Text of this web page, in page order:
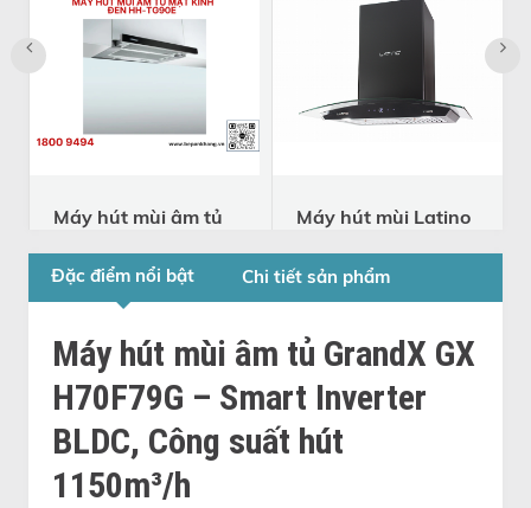
Máy hút mùi âm tủ
HH-TG90E
539.81.075 -
thương hiệu Đức
539.81.075
9.490.000
đ
12.650.000
đ
Máy hút mùi Latino
LT-88/70
6.120.000
Đặc điểm nổi bật Chi tiết sản phẩm
Máy hút mùi âm tủ GrandX GX
H70F79G – Smart Inverter
BLDC, Công suất hút
1150m³/h